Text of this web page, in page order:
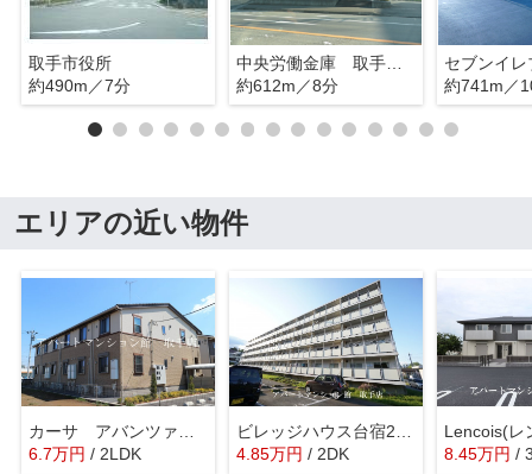
取手市役所
約490m／7分
中央労働金庫 取手支店
約612m／8分
約741m／
エリアの近い物件
カーサ アバンツァート
6.7万円 / 2LDK
ビレッジハウス台宿2号棟
4.85万円 / 2DK
Lencois(レ
8.45万円 /